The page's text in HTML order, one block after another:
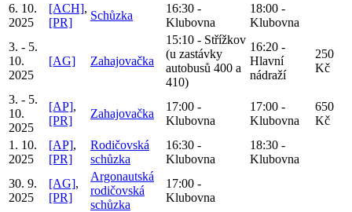
6. 10.
2025
[ACH],
[PR]
Schůzka
16:30 -
Klubovna
18:00 -
Klubovna
3. - 5.
10.
2025
[AG] Zahajovačka
15:10 - Střížkov
(u zastávky
autobusů 400 a
410)
16:20 -
Hlavní
nádraží
250
Kč
3. - 5.
10.
2025
[AP],
[PR]
Zahajovačka
17:00 -
Klubovna
17:00 -
Klubovna
650
Kč
1. 10.
2025
[AP],
[PR]
Rodičovská
schůzka
16:30 -
Klubovna
18:30 -
Klubovna
30. 9.
2025
[AG],
[PR]
Argonautská
rodičovská
schůzka
17:00 -
Klubovna